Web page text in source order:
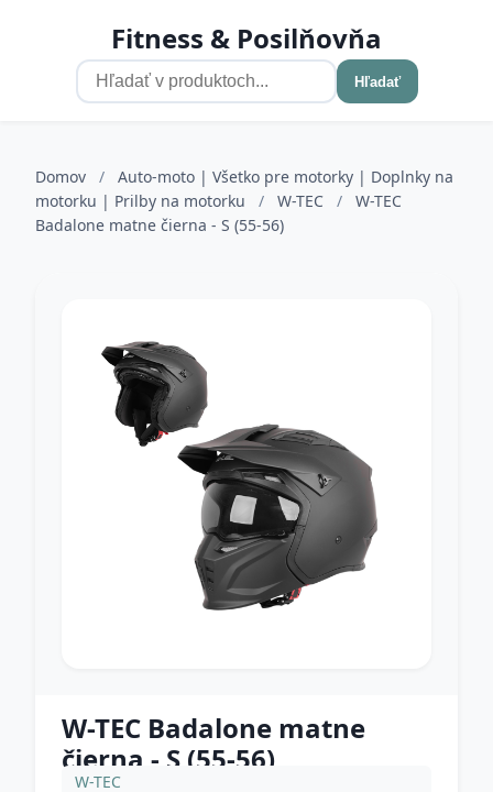
Fitness & Posilňovňa
Hľadať
Domov /
Auto-moto | Všetko pre motorky | Doplnky na
motorku | Prilby na motorku
/ W-TEC /
W-TEC
Badalone matne čierna - S (55-56)
W-TEC Badalone matne
čierna - S (55-56)
W-TEC